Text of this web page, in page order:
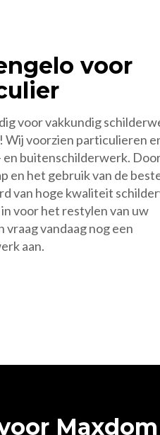
voor
voor vakkundig
Wij voorzien particulieren
en buitenschilderwerk.
en het gebruik van de
van hoge kwaliteit
voor het restylen van uw
vandaag nog een
aan.
Maxdom